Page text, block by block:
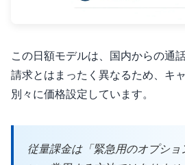
この日額モデルは、国内からの通
請求とはまったく異なるため、キ
別々に価格設定しています。
従量課金は「緊急用のオプシ